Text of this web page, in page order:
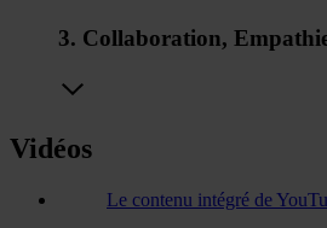
3. Collaboration,
Vidéos
Le contenu intégré de